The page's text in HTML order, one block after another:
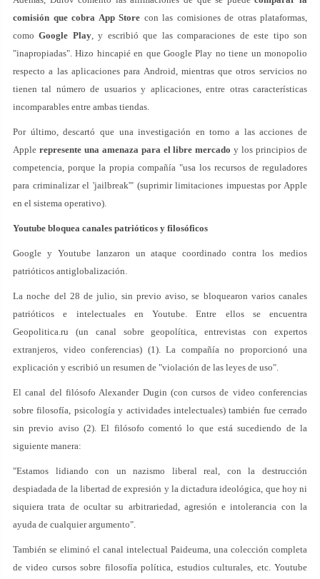
comisión que cobra App Store con las comisiones de otras plataformas,
comoGoogle Play, y escribió que las comparaciones de este tipo son
"inapropiadas". Hizo hincapié en que Google Play no tiene un monopolio
respecto a las aplicaciones para Android, mientras que otros servicios no
tienen tal número de usuarios y aplicaciones, entre otras características
incomparables entre ambas tiendas.
Por último, descartó que una investigación en torno a las acciones de
Apple represente una amenaza para el libre mercadoy los principios de
competencia, porque la propia compañía "usa los recursos de reguladores
para criminalizar el 'jailbreak'" (suprimir limitaciones impuestas por Apple
en el sistema operativo).
Youtube bloquea canales patrióticos y filosóficos
Google y Youtube lanzaron un ataque coordinado contra los medios
patrióticos antiglobalización.
La noche del 28 de julio, sin previo aviso, se bloquearon varios canales
patrióticos e intelectuales en Youtube. Entre ellos se encuentra
Geopolitica.ru (un canal sobre geopolítica, entrevistas con expertos
extranjeros, video conferencias) (1). La compañía no proporcionó una
explicación y escribió un resumen de "violación de las leyes de uso".
El canal del filósofo Alexander Dugin (con cursos de video conferencias
sobre filosofía, psicología y actividades intelectuales) también fue cerrado
sin previo aviso (2). El filósofo comentó lo que está sucediendo de la
siguiente manera:
"Estamos lidiando con un nazismo liberal real, con la destrucción
despiadada de la libertad de expresión y la dictadura ideológica, que hoy ni
siquiera trata de ocultar su arbitrariedad, agresión e intolerancia con la
ayuda de cualquier argumento".
También se eliminó el canal intelectual Paideuma, una colección completa
de video cursos sobre filosofía política, estudios culturales, etc. Youtube